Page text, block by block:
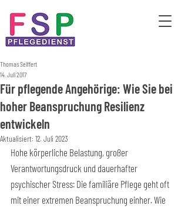
Für pflegende Angehörige: Wie Sie bei
hoher Beanspruchung Resilienz
entwickeln
Thomas Seiffert
14. Juli 2017
Aktualisiert: 12. Juli 2023
Hohe körperliche Belastung, großer
Verantwortungsdruck und dauerhafter
psychischer Stress: Die familiäre Pflege geht oft
mit einer extremen Beanspruchung einher. Wie